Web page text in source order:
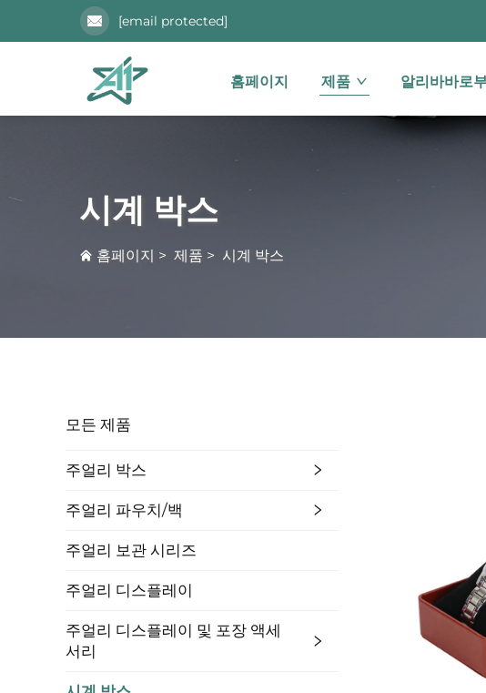
[email protected]
홈페이지 제품 알리바바로
시계 박스
홈페이지 > 제품 > 시계 박스
모든 제품
주얼리 박스
주얼리 파우치/백
주얼리 보관 시리즈
주얼리 디스플레이
주얼리 디스플레이 및 포장 액세
서리